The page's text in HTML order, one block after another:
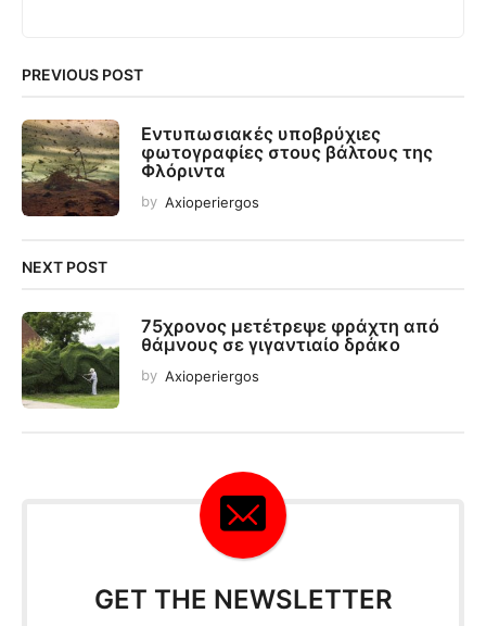
PREVIOUS POST
Εντυπωσιακές υποβρύχιες
φωτογραφίες στους βάλτους της
Φλόριντα
by Axioperiergos
NEXT POST
75χρονος μετέτρεψε φράχτη από
θάμνους σε γιγαντιαίο δράκο
by Axioperiergos
GET THE NEWSLETTER